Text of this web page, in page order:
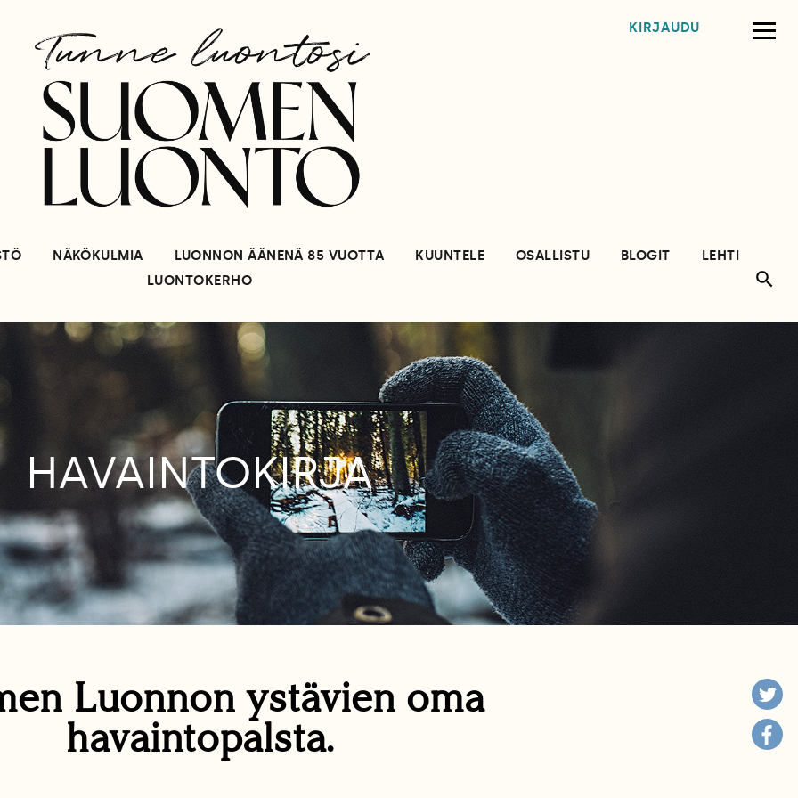
KIRJAUDU
NÄKÖKULMIA LUONNON ÄÄNENÄ 85 VUOTTA KUUNTELE OSALLISTU BLOGIT
LEHTI
LUONTOKERHO
HAVAINTOKIRJA
Luonnon ystävien oma
havaintopalsta.